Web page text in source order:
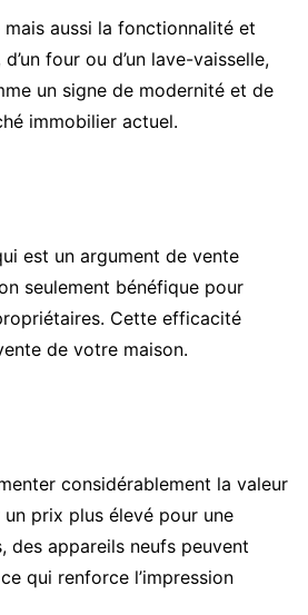
mais aussi la fonctionnalité et
four ou d’un lave-vaisselle,
un signe de modernité et de
immobilier actuel.
est un argument de vente
seulement bénéfique pour
Cette efficacité
de votre maison.
considérablement la valeur
prix plus élevé pour une
des appareils neufs peuvent
qui renforce l’impression